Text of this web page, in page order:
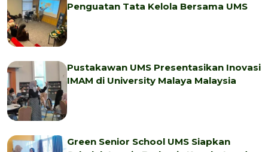
Penguatan Tata Kelola Bersama UMS
Pustakawan UMS Presentasikan Inovasi
IMAM di University Malaya Malaysia
Green Senior School UMS Siapkan